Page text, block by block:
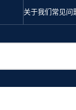
关于我们 常见问